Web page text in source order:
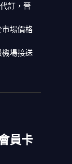
訂，晉
場價格
場接送
員卡